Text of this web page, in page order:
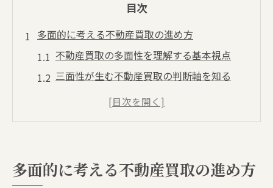
目次
多面的に考える不動産買取の進め方
不動産買取の多面性を理解する基本視点
三面性が生む不動産買取の判断軸を知る
複数業者比較で見える不動産買取の本質
相見積もりを活用した賢い不動産買取
不動産買取で相見積もりを活かす賢い選択
多面的に考える不動産買取の進め方